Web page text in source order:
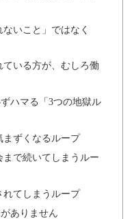
いこと」ではなく
いる方が、むしろ働
ハマる「3つの地獄ル
まずくなるループ
で続いてしまうルー
てしまうループ
ありません